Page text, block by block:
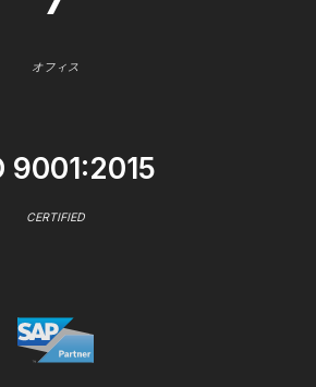
オフィス
9001:2015
CERTIFIED